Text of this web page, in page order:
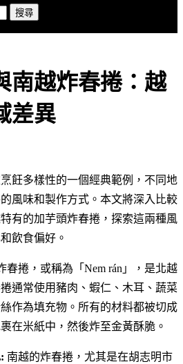
搜尋
南越炸春捲：越
差異
飪多樣性的一個經典範例，不同地
風味和製作方式。本文將深入比較
有的加芋頭炸春捲，探索這兩種風
飲食偏好。
春捲，或稱為「Nem rán」，是北越
通常使用豬肉、蝦仁、木耳、蔬菜
作為填充物。所有的材料都被切成
在米紙中，然後炸至金黃酥脆。
南越的炸春捲，尤其是在胡志明市